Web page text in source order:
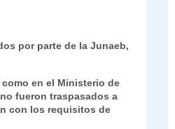
por parte de la Junaeb,
en el Ministerio de
fueron traspasados a
con los requisitos de